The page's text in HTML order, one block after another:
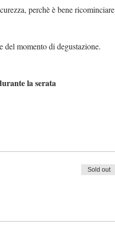
perchè è bene ricominciare
del momento di degustazione.
la serata
Sold out